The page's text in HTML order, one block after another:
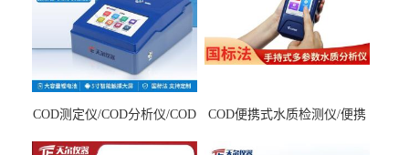
COD测定仪/COD分析仪/COD
COD便携式水质检测仪/便携